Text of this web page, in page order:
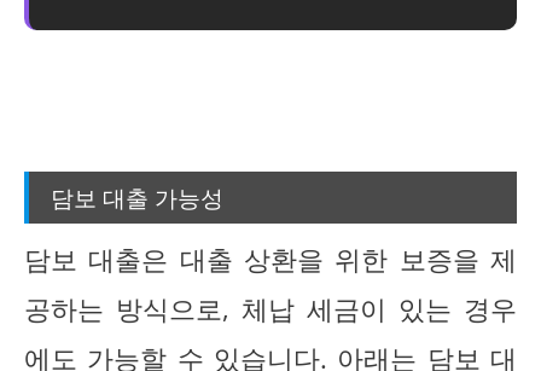
담보 대출 가능성
담보 대출은 대출 상환을 위한 보증을 제
공하는 방식으로, 체납 세금이 있는 경우
에도 가능할 수 있습니다. 아래는 담보 대